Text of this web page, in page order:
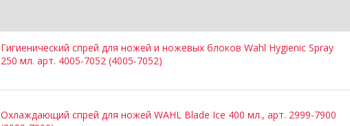
Гигиенический спрей для ножей и ножевых блоков Wahl Hygienic Spray
250 мл. арт. 4005-7052 (4005-7052)
Охлаждающий спрей для ножей WAHL Blade Ice 400 мл., арт. 2999-7900